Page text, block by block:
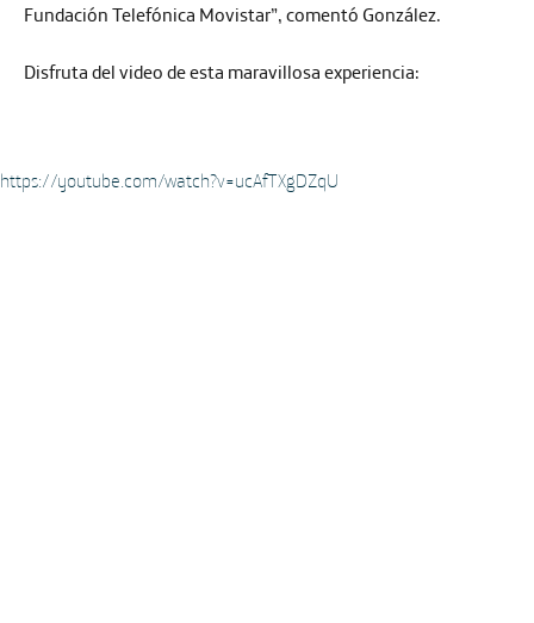
Fundación Telefónica Movistar”, comentó González.
Disfruta del video de esta maravillosa experiencia:
https://youtube.com/watch?v=ucAfTXgDZqU